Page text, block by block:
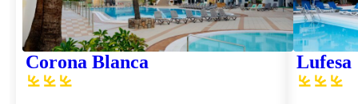
Corona Blanca Lufesa